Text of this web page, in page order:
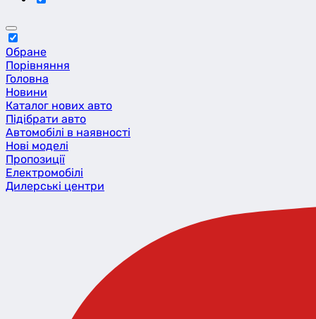
Обране
Порівняння
Головна
Новини
Каталог нових авто
Підібрати авто
Автомобілі в наявності
Нові моделі
Пропозиції
Eлектромобілі
Дилерські центри